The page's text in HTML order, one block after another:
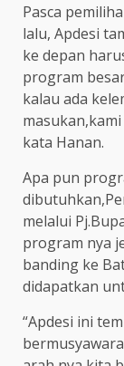
Pasca
lalu, Apdesi
ke depan
program
kalau ada
kata Hanan.
Apa pun
melalui
program nya
banding ke
didapatkan
“Apdesi ini